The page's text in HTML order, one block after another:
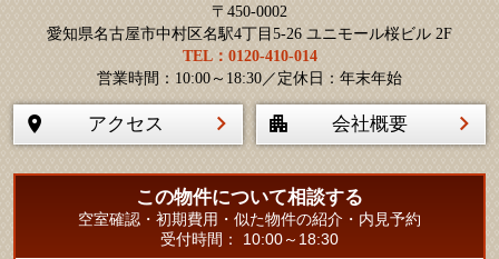
〒450-0002
愛知県名古屋市中村区名駅4丁目5-26 ユニモール桜ビル 2F
TEL：0120-410-014
営業時間：10:00～18:30／定休日：年末年始
アクセス 会社概要
この物件について相談する
空室確認・初期費用・似た物件の紹介・内見予約
受付時間： 10:00～18:30